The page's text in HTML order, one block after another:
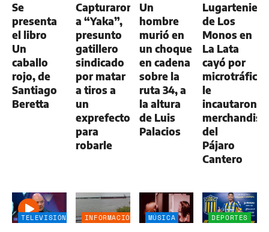
Se
presenta
el libro
Un
caballo
rojo, de
Santiago
Beretta
Capturaron
a “Yaka”,
presunto
gatillero
sindicado
por matar
a tiros a
un
exprefecto
para
robarle
Un
hombre
murió en
un choque
en cadena
sobre la
ruta 34, a
la altura
de Luis
Palacios
de Los
Monos en
La Lata
cayó por
microtráfico:
le
incautaron
del
Pájaro
Cantero
TELEVISIÓN
INFORMACIÓN
MÚSICA DEPORTES